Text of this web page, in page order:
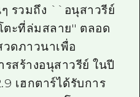
รวมถึง ``อนุสาวรีย์
ตะที่ล่มสลาย'' ตลอด
ดภาวนาเพื่อ
สร้างอนุสาวรีย์ ในปี
เฮกตาร์ได้รับการ